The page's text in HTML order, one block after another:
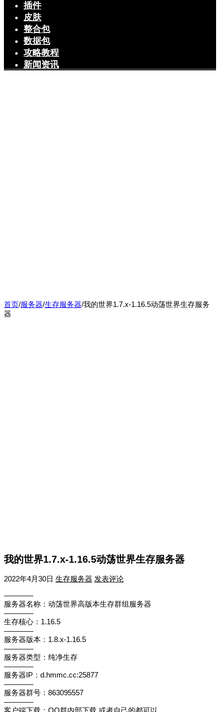
插件
皮肤
整合包
数据包
攻略教程
新闻资讯
首页/服务器/生存服务器/我的世界1.7.x-1.16.5动荡世界生存服务
器
我的世界1.7.x-1.16.5动荡世界生存服务器
2022年4月30日 生存服务器 发表评论
————
服务器名称：动荡世界高版本生存群组服务器
————
生存核心：1.16.5
————
服务器版本：1.8.x-1.16.5
————
服务器类型：纯净生存
————
服务器IP：d.hmmc.cc:25877
————
服务器群号：863095557
————
客户端下载：QQ群内部下载 或者自己的都可以